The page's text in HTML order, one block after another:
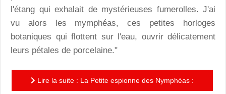
l'étang qui exhalait de mystérieuses fumerolles. J'ai
vu alors les mymphéas, ces petites horloges
botaniques qui flottent sur l'eau, ouvrir délicatement
leurs pétales de porcelaine."
Lire la suite : La Petite espionne des Nymphéas :